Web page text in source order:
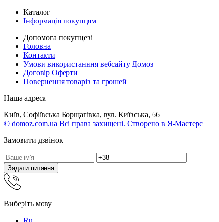
Каталог
Інформація покупцям
Допомога покупцеві
Головна
Контакти
Умови використанння вебсайту Домоз
Договір Оферти
Повернення товарів та грошей
Наша адреса
Київ, Софіївська Борщагівка, вул. Київська, 66
© domoz.com.ua Всі права захищені. Створено в Я-Мастерс
Замовити дзвінок
Задати питання
Виберіть мову
Ru